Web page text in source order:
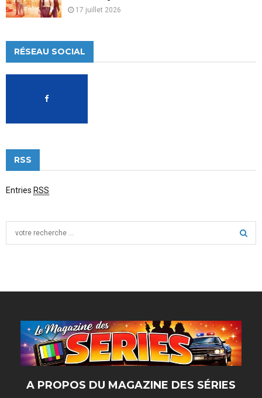
17 juillet 2026
RÉSEAU SOCIAL
RSS
Entries RSS
C
A PROPOS DU MAGAZINE DES SÉRIES